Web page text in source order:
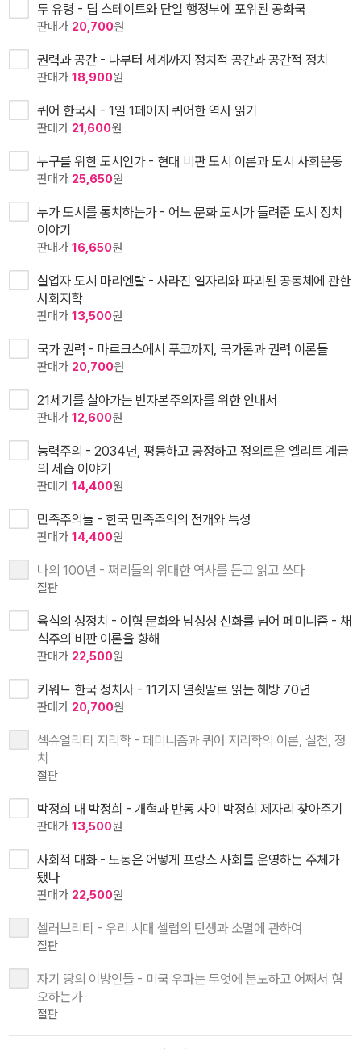
두 유령 - 딥 스테이트와 단일 행정부에 포위된 공화국
판매가 20,700원
권력과 공간 - 나부터 세계까지 정치적 공간과 공간적 정치
판매가 18,900원
퀴어 한국사 - 1일 1페이지 퀴어한 역사 읽기
판매가 21,600원
누구를 위한 도시인가 - 현대 비판 도시 이론과 도시 사회운동
판매가 25,650원
누가 도시를 통치하는가 - 어느 문화 도시가 들려준 도시 정치
이야기
판매가 16,650원
실업자 도시 마리엔탈 - 사라진 일자리와 파괴된 공동체에 관한
사회지학
판매가 13,500원
국가 권력 - 마르크스에서 푸코까지, 국가론과 권력 이론들
판매가 20,700원
21세기를 살아가는 반자본주의자를 위한 안내서
판매가 12,600원
능력주의 - 2034년, 평등하고 공정하고 정의로운 엘리트 계급
의 세습 이야기
판매가 14,400원
민족주의들 - 한국 민족주의의 전개와 특성
판매가 14,400원
나의 100년 - 쩌리들의 위대한 역사를 듣고 읽고 쓰다
절판
육식의 성정치 - 여혐 문화와 남성성 신화를 넘어 페미니즘 - 채
식주의 비판 이론을 향해
판매가 22,500원
키워드 한국 정치사 - 11가지 열쇳말로 읽는 해방 70년
판매가 20,700원
섹슈얼리티 지리학 - 페미니즘과 퀴어 지리학의 이론, 실천, 정
치
절판
박정희 대 박정희 - 개혁과 반동 사이 박정희 제자리 찾아주기
판매가 13,500원
사회적 대화 - 노동은 어떻게 프랑스 사회를 운영하는 주체가
됐나
판매가 22,500원
셀러브리티 - 우리 시대 셀럽의 탄생과 소멸에 관하여
절판
자기 땅의 이방인들 - 미국 우파는 무엇에 분노하고 어째서 혐
오하는가
절판